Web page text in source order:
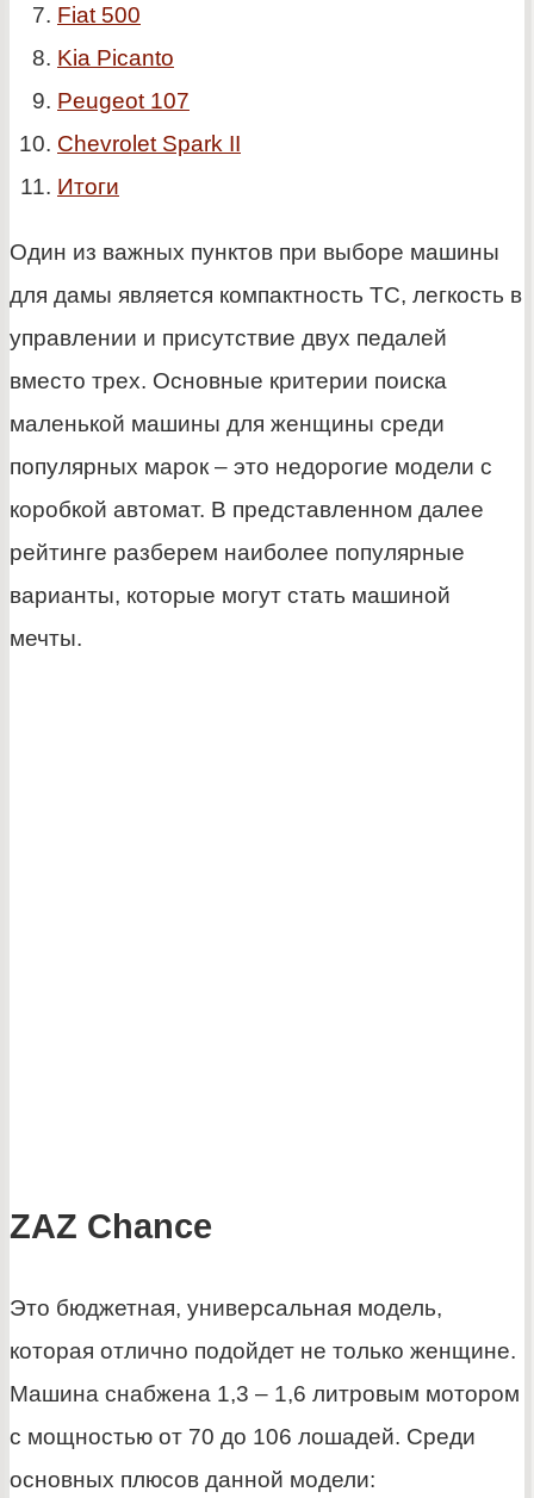
Fiat 500
Kia Picanto
Peugeot 107
Chevrolet Spark II
Итоги
Один из важных пунктов при выборе машины
для дамы является компактность ТС, легкость в
управлении и присутствие двух педалей
вместо трех. Основные критерии поиска
маленькой машины для женщины среди
популярных марок – это недорогие модели с
коробкой автомат. В представленном далее
рейтинге разберем наиболее популярные
варианты, которые могут стать машиной
мечты.
ZAZ Chance
Это бюджетная, универсальная модель,
которая отлично подойдет не только женщине.
Машина снабжена 1,3 – 1,6 литровым мотором
с мощностью от 70 до 106 лошадей. Среди
основных плюсов данной модели: